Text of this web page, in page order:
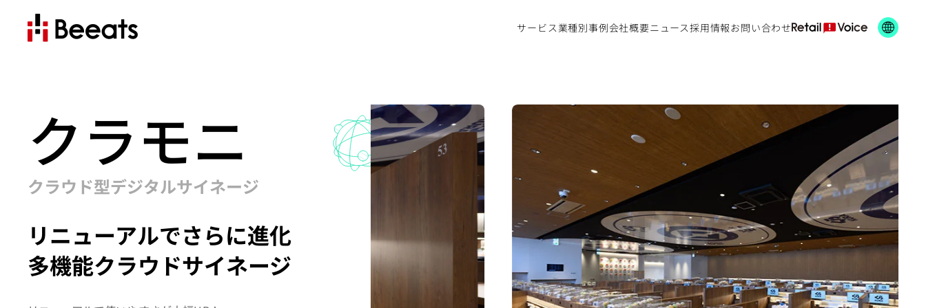
サービス業種別事例会社概要ニュース採用情報お問い合わせ
クラモニ
クラウド型デジタルサイネージ
リニューアルでさらに進化
多機能クラウドサイネージ